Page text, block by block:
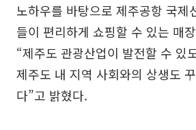
노하우를 바탕으로 제주공항 국제
들이 편리하게 쇼핑할 수 있는 매
“제주도 관광산업이 발전할 수 있
제주도 내 지역 사회와의 상생도
다”고 밝혔다.